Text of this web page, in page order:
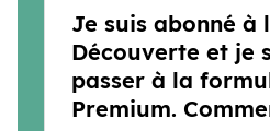
Je suis abonné à
Découverte et je
passer à la
Premium.